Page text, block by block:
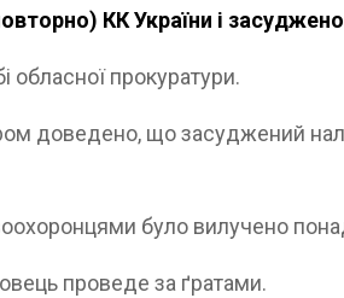
КК України і
прокуратури.
доведено, що засуджений
було вилучено
проведе за ґратами.